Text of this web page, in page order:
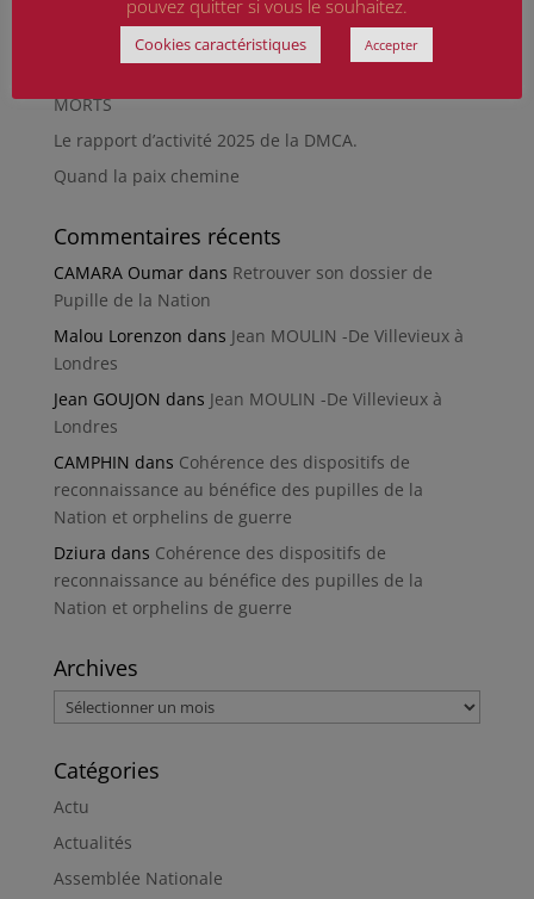
Futur Mur des noms des victimes de la Seconde
Guerre mondiale
MORTS
Le rapport d’activité 2025 de la DMCA.
Quand la paix chemine
Commentaires récents
CAMARA Oumardans Retrouver son dossier de
Pupille de la Nation
Malou Lorenzon dans Jean MOULIN -De Villevieux à
Londres
Jean GOUJON dans Jean MOULIN -De Villevieux à
Londres
CAMPHIN dans Cohérence des dispositifs de
reconnaissance au bénéfice des pupilles de la
Nation et orphelins de guerre
Dziura dans Cohérence des dispositifs de
reconnaissance au bénéfice des pupilles de la
Nation et orphelins de guerre
Archives
Archives
Catégories
Actu
Actualités
Assemblée Nationale
pouvez quitter si vous le souhaitez.
Cookies caractéristiques Accepter